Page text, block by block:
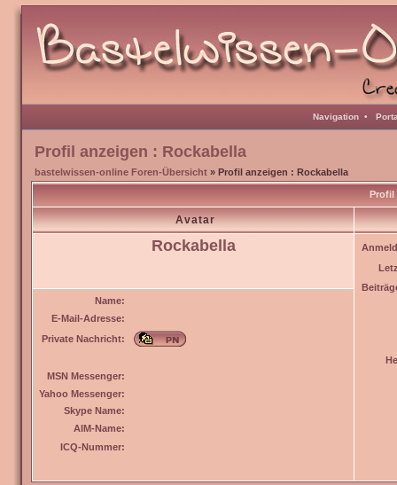
Navigation •
Profil anzeigen : Rockabella
bastelwissen-online Foren-Übersicht » Profil anzeigen : Rockabella
Profil
Avatar
Rockabella
Name:
E-Mail-Adresse:
Private Nachricht:
MSN Messenger:
Yahoo Messenger:
Skype Name:
AIM-Name:
ICQ-Nummer: